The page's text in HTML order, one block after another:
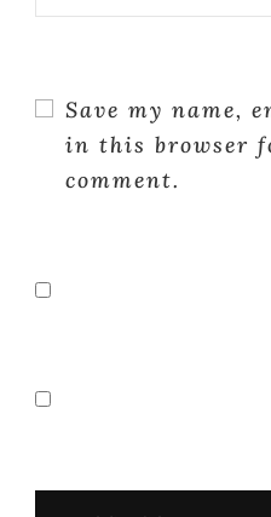
Save my name,
in this browser
comment.